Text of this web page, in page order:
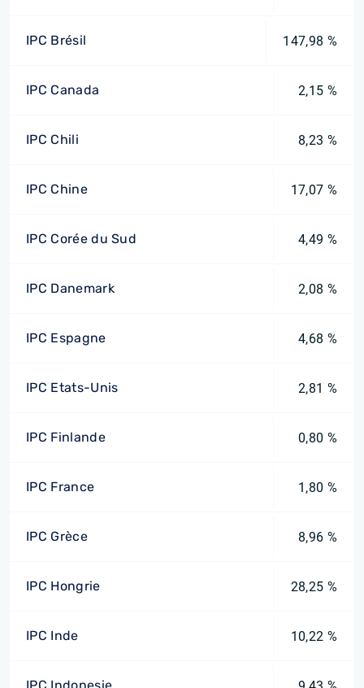
IPC Brésil 147,98 %
IPC Canada 2,15 %
IPC Chili 8,23 %
IPC Chine 17,07 %
IPC Corée du Sud 4,49 %
IPC Danemark 2,08 %
IPC Espagne 4,68 %
IPC Etats-Unis 2,81 %
IPC Finlande 0,80 %
IPC France 1,80 %
IPC Grèce 8,96 %
IPC Hongrie 28,25 %
IPC Inde 10,22 %